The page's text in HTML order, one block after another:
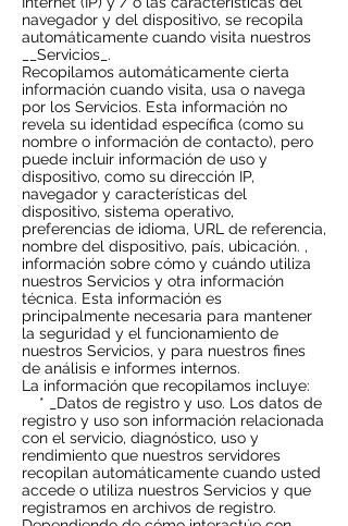
navegador y del dispositivo, se recopila
automáticamente cuando visita nuestros
__Servicios_.
Recopilamos automáticamente cierta
información cuando visita, usa o navega
por los Servicios. Esta información no
revela su identidad específica (como su
nombre o información de contacto), pero
puede incluir información de uso y
dispositivo, como su dirección IP,
navegador y características del
dispositivo, sistema operativo,
preferencias de idioma, URL de referencia,
nombre del dispositivo, país, ubicación. ,
información sobre cómo y cuándo utiliza
nuestros Servicios y otra información
técnica. Esta información es
principalmente necesaria para mantener
la seguridad y el funcionamiento de
nuestros Servicios, y para nuestros fines
de análisis e informes internos.
La información que recopilamos incluye:
* _Datos de registro y uso. Los datos de
registro y uso son información relacionada
con el servicio, diagnóstico, uso y
rendimiento que nuestros servidores
recopilan automáticamente cuando usted
accede o utiliza nuestros Servicios y que
registramos en archivos de registro.